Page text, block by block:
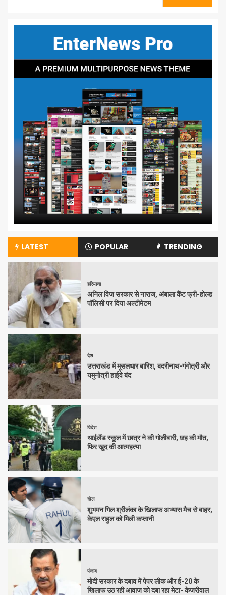
LATEST POPULAR TRENDING
हरियाणा
अनिल विज सरकार से नाराज, अंबाला कैंट फ्री-होल्ड
पॉलिसी पर दिया अल्टीमेटम
देश
उत्तराखंड में मूसलधार बारिश, बदरीनाथ-गंगोत्री और
यमुनोत्री हाईवे बंद
विदेश
थाईलैंड स्कूल में छात्र ने की गोलीबारी, छह की मौत,
फिर खुद की आत्महत्या
खेल
शुभमन गिल श्रीलंका के खिलाफ अभ्यास मैच से बाहर,
केएल राहुल को मिली कप्तानी
पंजाब
मोदी सरकार के दबाव में पेपर लीक और ई-20 के
खिलाफ उठ रही आवाज को दबा रहा मेटा- केजरीवाल